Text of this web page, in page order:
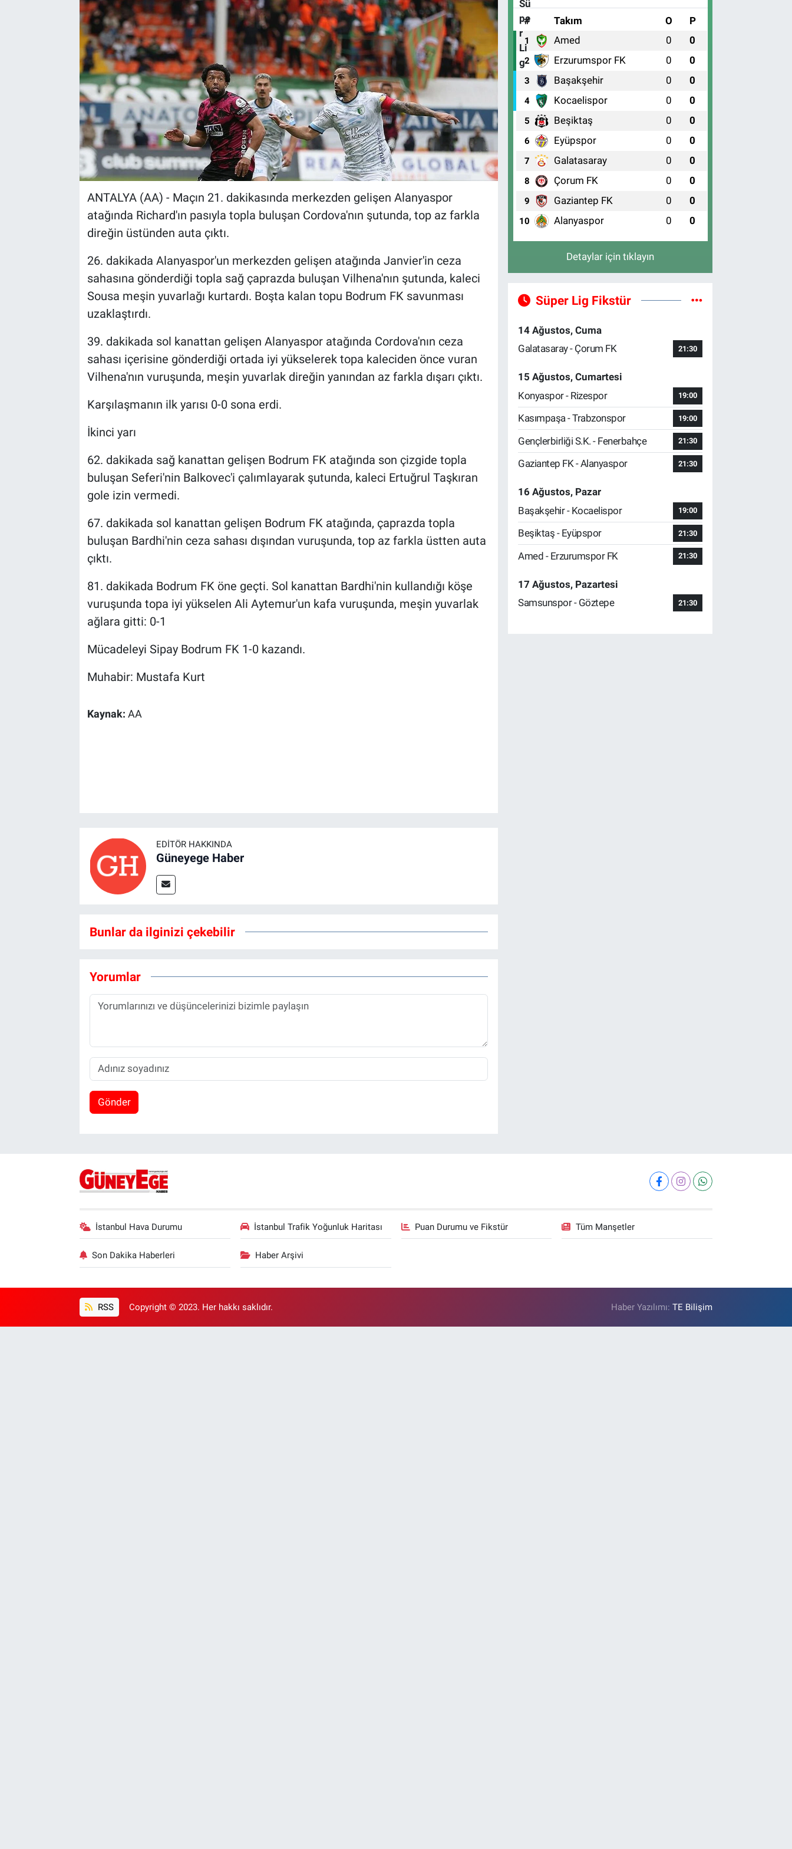
ANTALYA (AA) - Maçın 21. dakikasında merkezden gelişen Alanyaspor
atağında Richard'ın pasıyla topla buluşan Cordova'nın şutunda, top az farkla
direğin üstünden auta çıktı.
26. dakikada Alanyaspor'un merkezden gelişen atağında Janvier'in ceza
sahasına gönderdiği topla sağ çaprazda buluşan Vilhena'nın şutunda, kaleci
Sousa meşin yuvarlağı kurtardı. Boşta kalan topu Bodrum FK savunması
uzaklaştırdı.
39. dakikada sol kanattan gelişen Alanyaspor atağında Cordova'nın ceza
sahası içerisine gönderdiği ortada iyi yükselerek topa kaleciden önce vuran
Vilhena'nın vuruşunda, meşin yuvarlak direğin yanından az farkla dışarı çıktı.
Karşılaşmanın ilk yarısı 0-0 sona erdi.
İkinci yarı
62. dakikada sağ kanattan gelişen Bodrum FK atağında son çizgide topla
buluşan Seferi'nin Balkovec'i çalımlayarak şutunda, kaleci Ertuğrul Taşkıran
gole izin vermedi.
67. dakikada sol kanattan gelişen Bodrum FK atağında, çaprazda topla
buluşan Bardhi'nin ceza sahası dışından vuruşunda, top az farkla üstten auta
çıktı.
81. dakikada Bodrum FK öne geçti. Sol kanattan Bardhi'nin kullandığı köşe
vuruşunda topa iyi yükselen Ali Aytemur'un kafa vuruşunda, meşin yuvarlak
ağlara gitti: 0-1
Mücadeleyi Sipay Bodrum FK 1-0 kazandı.
Muhabir: Mustafa Kurt
Kaynak: AA
EDITÖR HAKKINDA
Güneyege Haber
Bunlar da ilginizi çekebilir
Yorumlar
Gönder
# Takım O P
1 Amed 0 0
2 Erzurumspor FK 0 0
3 Başakşehir 0 0
4 Kocaelispor 0 0
5 Beşiktaş 0 0
6 Eyüpspor 0 0
7 Galatasaray 0 0
8 Çorum FK 0 0
9 Gaziantep FK 0 0
10 Alanyaspor 0 0
Detaylar için tıklayın
Süper Lig Fikstür
14 Ağustos, Cuma
Galatasaray - Çorum FK
21:30
15 Ağustos, Cumartesi
Konyaspor - Rizespor
19:00
Kasımpaşa - Trabzonspor 19:00
Gençlerbirliği S.K. - Fenerbahçe 21:30
Gaziantep FK - Alanyaspor 21:30
16 Ağustos, Pazar
Başakşehir - Kocaelispor
19:00
Beşiktaş - Eyüpspor 21:30
Amed - Erzurumspor FK 21:30
17 Ağustos, Pazartesi
Samsunspor - Göztepe
21:30
İstanbul Hava Durumu İstanbul Trafik Yoğunluk Haritası Puan Durumu ve Fikstür Tüm Manşetler
Son Dakika Haberleri Haber Arşivi
RSS Copyright © 2023. Her hakkı saklıdır. Haber Yazılımı:TE Bilişim